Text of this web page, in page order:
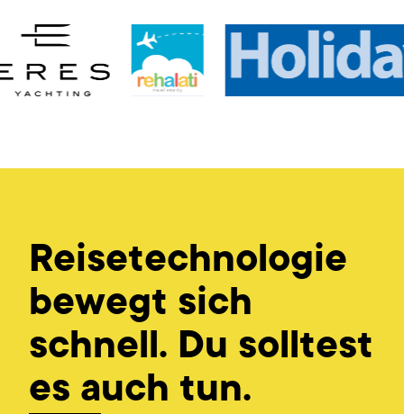
Reisetechnologie
bewegt sich
schnell. Du solltest
es auch tun.